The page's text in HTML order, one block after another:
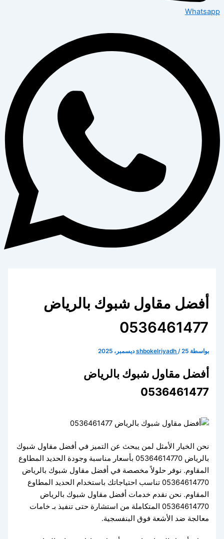
Whatsapp
أفضل مقاول شبوك بالرياض
0536461477
بواسطة shbokelriyadh /25 ديسمبر، 2025
أفضل مقاول شبوك بالرياض
0536461477
نحن الخيار الأمثل لمن يبحث عن التميز في أفضل مقاول شبوك
بالرياض 05364614770 بأسعار مناسبة وجودة الحديد المطاوع
المقاوم. نوفر حلولاً مخصصة في أفضل مقاول شبوك بالرياض
05364614770 تناسب احتياجاتك باستخدام الحديد المطاوع
المقاوم. نحن نقدم خدمات أفضل مقاول شبوك بالرياض
05364614770 المتكاملة من استشارة حتى تنفيذ بـ خامات
معالجة ضد الأشعة فوق البنفسجية.